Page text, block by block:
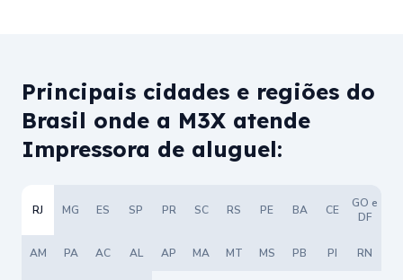
Principais cidades e regiões do
Brasil onde a M3X atende
Impressora de aluguel:
RJ MG ES SP PR SC RS PE BA CE
GO e
DF
AM PA AC AL AP MA MT MS PB PI RN